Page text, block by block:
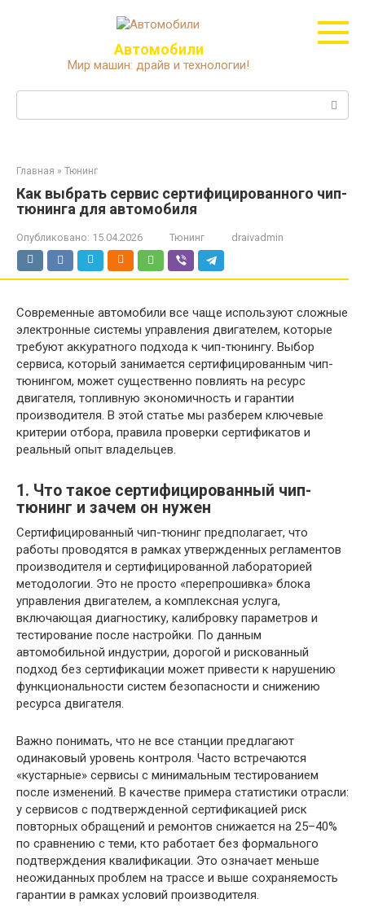
Автомобили
Мир машин: драйв и технологии!
Главная » Тюнинг
Как выбрать сервис сертифицированного чип-
тюнинга для автомобиля
Опубликовано: 15.04.2026 Тюнинг draivadmin
Современные автомобили все чаще используют сложные
электронные системы управления двигателем, которые
требуют аккуратного подхода к чип-тюнингу. Выбор
сервиса, который занимается сертифицированным чип-
тюнингом, может существенно повлиять на ресурс
двигателя, топливную экономичность и гарантии
производителя. В этой статье мы разберем ключевые
критерии отбора, правила проверки сертификатов и
реальный опыт владельцев.
1. Что такое сертифицированный чип-
тюнинг и зачем он нужен
Сертифицированный чип-тюнинг предполагает, что
работы проводятся в рамках утвержденных регламентов
производителя и сертифицированной лабораторией
методологии. Это не просто «перепрошивка» блока
управления двигателем, а комплексная услуга,
включающая диагностику, калибровку параметров и
тестирование после настройки. По данным
автомобильной индустрии, дорогой и рискованный
подход без сертификации может привести к нарушению
функциональности систем безопасности и снижению
ресурса двигателя.
Важно понимать, что не все станции предлагают
одинаковый уровень контроля. Часто встречаются
«кустарные» сервисы с минимальным тестированием
после изменений. В качестве примера статистики отрасли:
у сервисов с подтвержденной сертификацией риск
повторных обращений и ремонтов снижается на 25–40%
по сравнению с теми, кто работает без формального
подтверждения квалификации. Это означает меньше
неожиданных проблем на трассе и выше сохраняемость
гарантии в рамках условий производителя.